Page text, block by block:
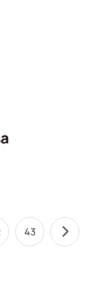
43